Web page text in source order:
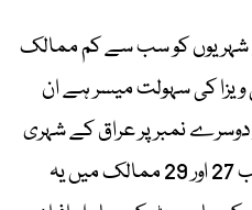
کو سب سے کم ممالک
ویزا کی سہولت میسر ہے ان
دوسرے نمبر پر عراق کے شہری
شامل ہیں، جن کو صرف بالترتیب 27 اور 29 ممالک میں یہ